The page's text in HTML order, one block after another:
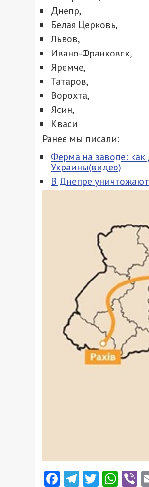
Днепр,
Белая Церковь,
Львов,
Ивано-Франковск,
Яремче,
Татаров,
Ворохта,
Ясин,
Кваси
Ранее мы писали:
Ферма на заводе: как
Украины(видео)
В Днепре
Facebook
Telegram
Twitter